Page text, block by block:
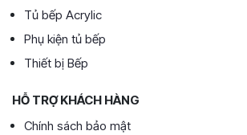
Tủ bếp Acrylic
Phụ kiện tủ bếp
Thiết bị Bếp
HỖ TRỢ KHÁCH HÀNG
Chính sách bảo mật